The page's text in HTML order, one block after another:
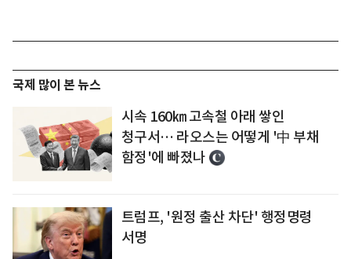
국제 많이 본 뉴스
시속 160㎞ 고속철 아래 쌓인
청구서… 라오스는 어떻게 '中 부채
함정'에 빠졌나
트럼프, '원정 출산 차단' 행정명령
서명